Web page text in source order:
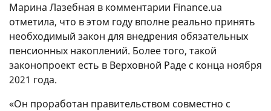
Марина Лазебная в комментарии Finance.ua
отметила, что в этом году вполне реально принять
необходимый закон для внедрения обязательных
пенсионных накоплений. Более того, такой
законопроект есть в Верховной Раде с конца ноября
2021 года.
«Он проработан правительством совместно с